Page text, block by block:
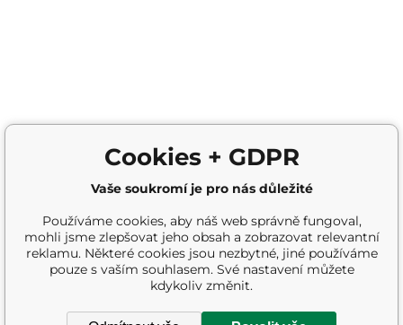
Cookies + GDPR
Vaše soukromí je pro nás důležité
Používáme cookies, aby náš web správně fungoval,
mohli jsme zlepšovat jeho obsah a zobrazovat relevantní
reklamu. Některé cookies jsou nezbytné, jiné používáme
pouze s vaším souhlasem. Své nastavení můžete
kdykoliv změnit.